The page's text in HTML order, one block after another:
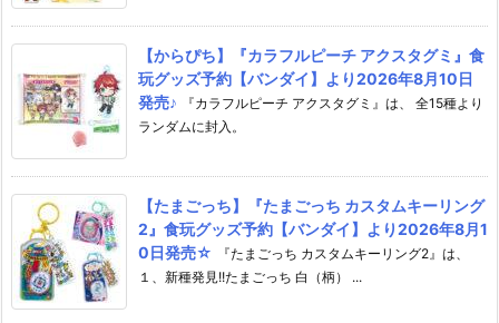
【からぴち】『カラフルピーチ アクスタグミ』食
玩グッズ予約【バンダイ】より2026年8月10日
発売♪
『カラフルピーチ アクスタグミ』は、 全15種より
ランダムに封入。
【たまごっち】『たまごっち カスタムキーリング
2』食玩グッズ予約【バンダイ】より2026年8月1
0日発売☆
『たまごっち カスタムキーリング2』は、
１、新種発見!!たまごっち 白（柄） ...